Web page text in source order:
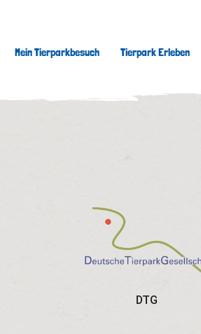
Mein Tierparkbesuch Tierpark Erleben
DTG